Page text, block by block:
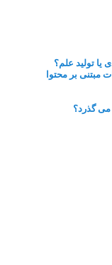
تولید علم؟
بر محتوا
گذرد؟